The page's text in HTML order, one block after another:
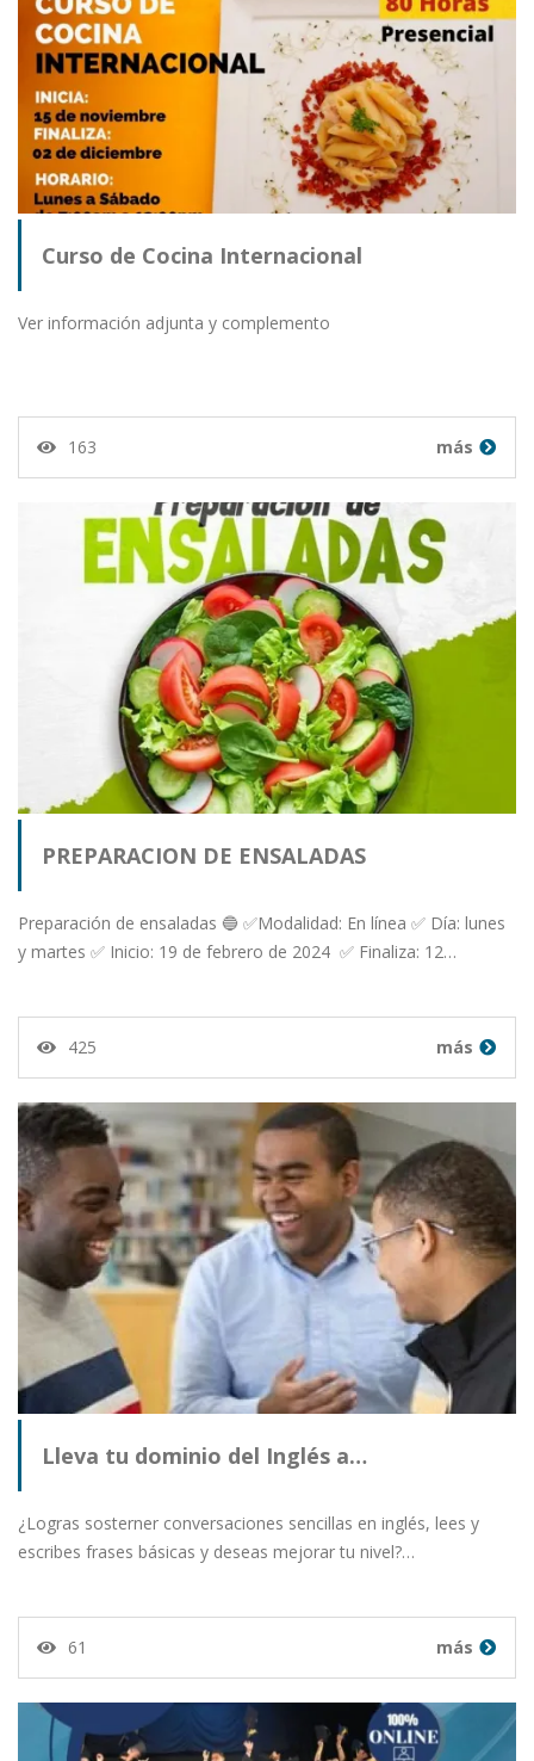
Curso de Cocina Internacional
Ver información adjunta y complemento
163 más
PREPARACION DE ENSALADAS
Preparación de ensaladas 🔵 ✅Modalidad: En línea ✅ Día: lunes
y martes ✅ Inicio: 19 de febrero de 2024 ✅ Finaliza: 12…
425 más
Lleva tu dominio del Inglés a…
¿Logras sosterner conversaciones sencillas en inglés, lees y
escribes frases básicas y deseas mejorar tu nivel?…
61 más